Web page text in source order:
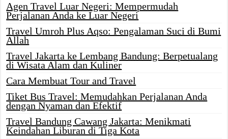
Agen Travel Luar Negeri: Mempermudah
Perjalanan Anda ke Luar Negeri
Travel Umroh Plus Aqso: Pengalaman Suci di Bumi
Allah
Travel Jakarta ke Lembang Bandung: Berpetualang
di Wisata Alam dan Kuliner
Cara Membuat Tour and Travel
Tiket Bus Travel: Memudahkan Perjalanan Anda
dengan Nyaman dan Efektif
Travel Bandung Cawang Jakarta: Menikmati
Keindahan Liburan di Tiga Kota